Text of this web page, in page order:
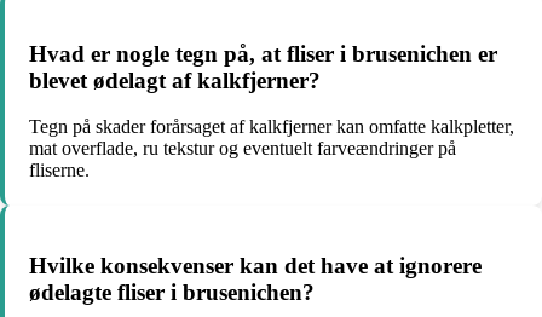
Hvad er nogle tegn på, at fliser i brusenichen er
blevet ødelagt af kalkfjerner?
Tegn på skader forårsaget af kalkfjerner kan omfatte kalkpletter,
mat overflade, ru tekstur og eventuelt farveændringer på
fliserne.
Hvilke konsekvenser kan det have at ignorere
ødelagte fliser i brusenichen?